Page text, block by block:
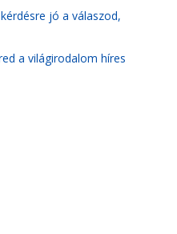
jó a válaszod,
a világirodalom híres